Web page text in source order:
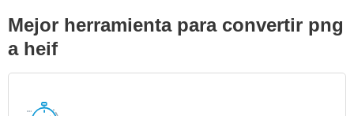
Mejor herramienta para convertir png
a heif